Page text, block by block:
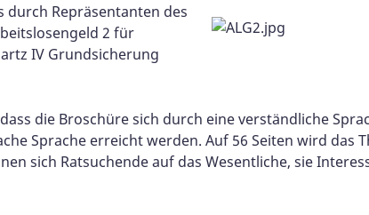
Repräsentanten des
2 für
IV Grundsicherung
die Broschüre sich durch eine verständliche
Sprache erreicht werden. Auf 56 Seiten wird das
sich Ratsuchende auf das Wesentliche, sie